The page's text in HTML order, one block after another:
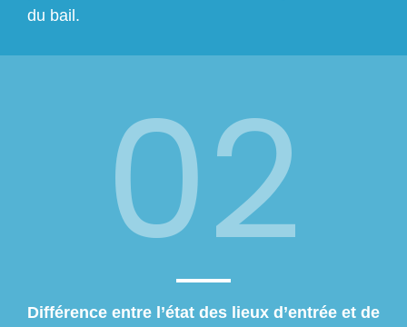
du bail.
02
Différence entre l’état des lieux d’entrée et de